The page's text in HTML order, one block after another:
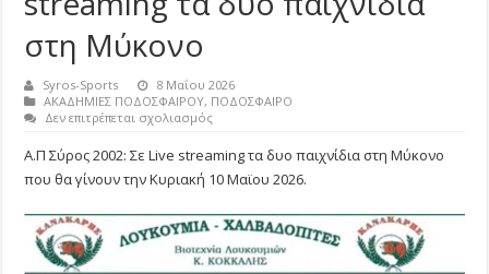
στη Μύκονο
Syros-Sports
8 Μαΐου 2026
ΑΚΑΔΗΜΙΕΣ ΠΟΔΟΣΦΑΙΡΟΥ, ΠΟΔΟΣΦΑΙΡΟ
Δεν επιτρέπεται σχολιασμόςστο
Σύρος
2002:
Σε
streaming
τα
δυο
παιχνίδια
Α.Π Σύρος 2002: Σε Live streaming τα δυο παιχνίδια στη Μύκονο
που θα γίνουν την Κυριακή 10 Μαϊου 2026.